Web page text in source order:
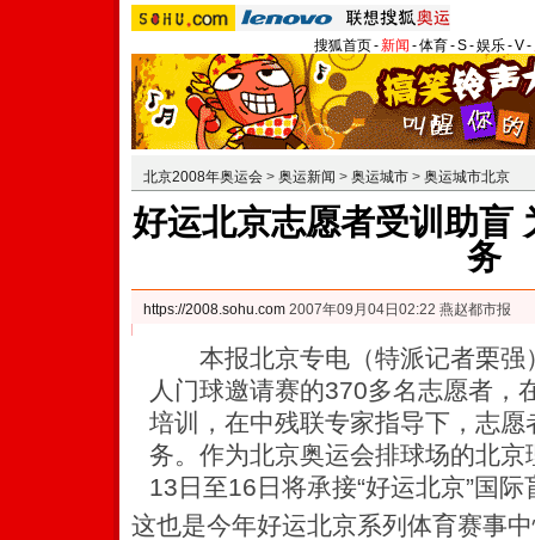
搜狐首页-新闻 -体育-S-娱乐-V-
北京2008年奥运会 > 奥运新闻 > 奥运城市 > 奥运城市北京
好运北京志愿者受训助盲
务
https://2008.sohu.com 2007年09月04日02:22 燕赵都市报
本报北京专电（特派记者栗强
人门球邀请赛的370多名志愿者，
培训，在中残联专家指导下，志
务。作为北京奥运会排球场的北
13日至16日将承接“好运北京”国
这也是今年好运北京系列体育赛事